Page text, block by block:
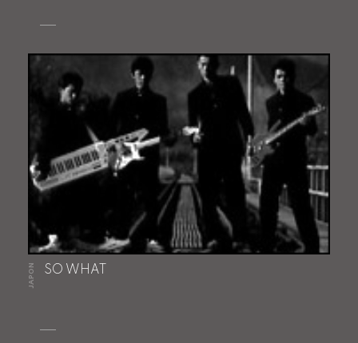
JAPON SO WHAT